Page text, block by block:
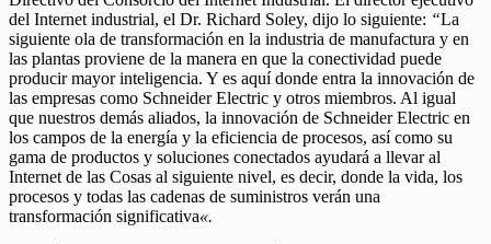
del Internet industrial, el Dr. Richard Soley, dijo lo siguiente: “La
siguiente ola de transformación en la industria de manufactura y en
las plantas proviene de la manera en que la conectividad puede
producir mayor inteligencia. Y es aquí donde entra la innovación de
las empresas como Schneider Electric y otros miembros. Al igual
que nuestros demás aliados, la innovación de Schneider Electric en
los campos de la energía y la eficiencia de procesos, así como su
gama de productos y soluciones conectados ayudará a llevar al
Internet de las Cosas al siguiente nivel, es decir, donde la vida, los
procesos y todas las cadenas de suministros verán una
transformación significativa«.